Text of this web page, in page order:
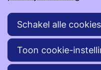
Schakel alle
Toon cookie-